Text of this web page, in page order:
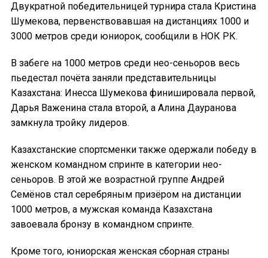
Двукратной победительницей турнира стала Кристина
Шумекова, первенствовавшая на дистанциях 1000 и
3000 метров среди юниорок, сообщили в НОК РК.
В забеге на 1000 метров среди нео-сеньоров весь
пьедестал почёта заняли представительницы
Казахстана: Инесса Шумекова финишировала первой,
Дарья Важенина стала второй, а Алина Дауранова
замкнула тройку лидеров.
Казахстанские спортсменки также одержали победу в
женском командном спринте в категории нео-
сеньоров. В этой же возрастной группе Андрей
Семёнов стал серебряным призёром на дистанции
1000 метров, а мужская команда Казахстана
завоевала бронзу в командном спринте.
Кроме того, юниорская женская сборная страны